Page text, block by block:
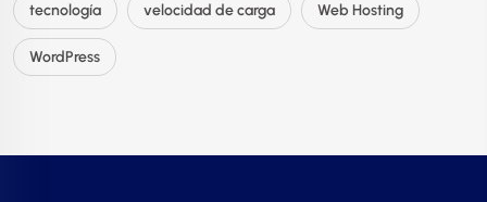
tecnología velocidad de carga Web Hosting
WordPress